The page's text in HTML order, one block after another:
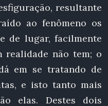
resultante
ao fenômeno os
de lugar, facilmente
não tem; o
em se tratando de
e isto tanto mais
elas. Destes dois